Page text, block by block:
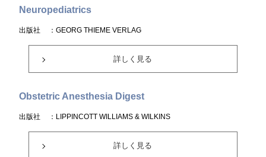
Neuropediatrics
出版社 ：GEORG THIEME VERLAG
詳しく見る
Obstetric Anesthesia Digest
出版社 ：LIPPINCOTT WILLIAMS & WILKINS
詳しく見る